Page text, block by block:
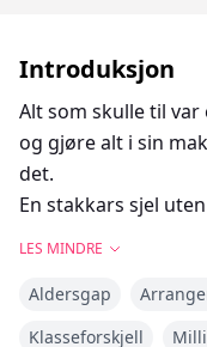
Introduksjon
Alt som skulle til
og gjøre alt i sin
det.
En stakkars sjel
grop.
LES MINDRE
Aldersgap
Klasseforskjell